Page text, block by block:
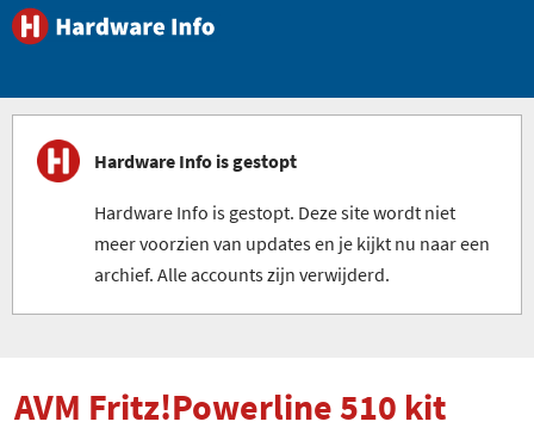
Hardware Info is gestopt
Hardware Info is gestopt. Deze site wordt niet
meer voorzien van updates en je kijkt nu naar een
archief. Alle accounts zijn verwijderd.
AVM Fritz!Powerline 510 kit